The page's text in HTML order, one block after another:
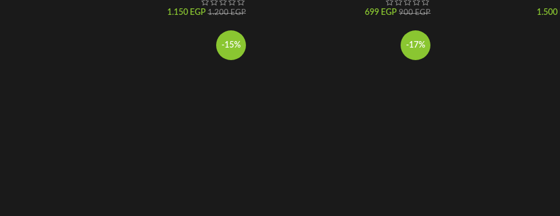
1.500
900EGP
699 EGP
1.200EGP
1.150 EGP
-17%
-15%